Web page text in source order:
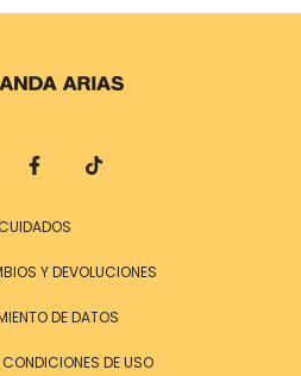
Y DEVOLUCIONES
DE DATOS
DE USO